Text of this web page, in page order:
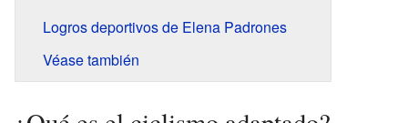
Logros deportivos de Elena Padrones
Véase también